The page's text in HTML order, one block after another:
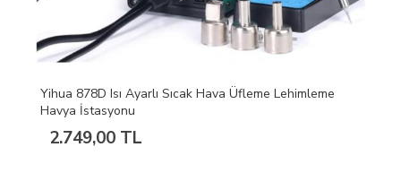
Yihua 878D Isı Ayarlı Sıcak Hava Üfleme Lehimleme
Havya İstasyonu
2.749,00 TL